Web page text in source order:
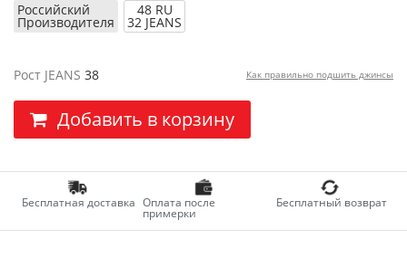
Российский
Производителя
48 RU
32 JEANS
Рост JEANS 38 Как правильно подшить джинсы
Добавить в корзину
Бесплатная доставка Оплата после
примерки
Бесплатный возврат